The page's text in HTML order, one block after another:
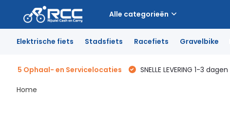
Alle categorieën
Elektrische fiets Stadsfiets Racefiets Gravelbike
5 Ophaal- en Servicelocaties SNELLE LEVERING 1-3 dagen
Home